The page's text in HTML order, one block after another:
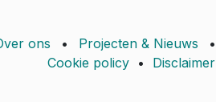
ons • Projecten & Nieuws •
Cookie policy • Disclaimer